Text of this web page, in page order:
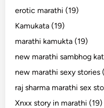
erotic marathi (19)
Kamukata (19)
marathi kamukta (19)
new marathi sambhog
new marathi sexy stories
raj sharma marathi sex
Xnxx story in marathi (19)